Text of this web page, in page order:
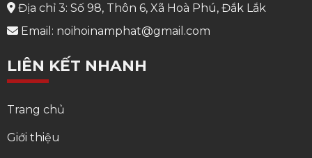
Địa chỉ 3: Số 98, Thôn 6, Xã Hoà Phú, Đắk Lắk
Email: noihoinamphat@gmail.com
LIÊN KẾT NHANH
Trang chủ
Giới thiệu